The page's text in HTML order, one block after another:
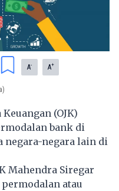
A- A+
(OJK)
bank di
negara-negara lain di
Mahendra Siregar
atau